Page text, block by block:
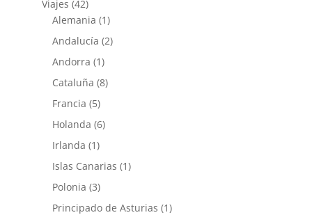
Viajes (42)
Alemania (1)
Andalucía (2)
Andorra (1)
Cataluña (8)
Francia (5)
Holanda (6)
Irlanda (1)
Islas Canarias (1)
Polonia (3)
Principado de Asturias (1)